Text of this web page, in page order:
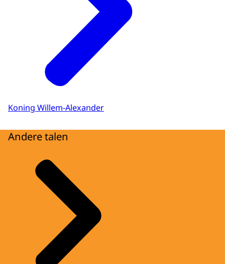
Koning Willem-Alexander
Andere talen